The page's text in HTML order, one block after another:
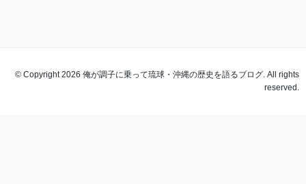
© Copyright 2026 俺が調子に乗って琉球・沖縄の歴史を語るブログ. All rights
reserved.